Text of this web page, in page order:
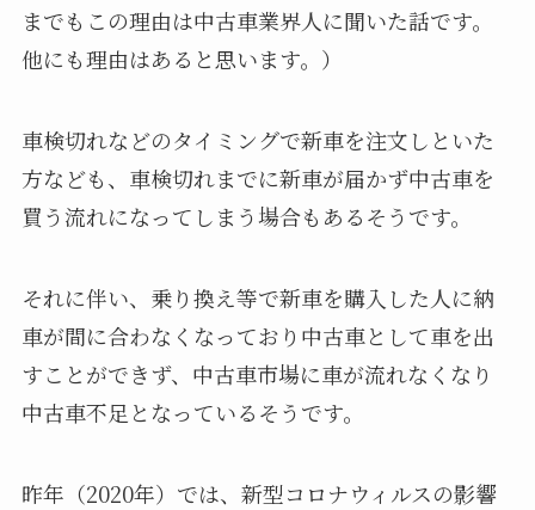
までもこの理由は中古車業界人に聞いた話です。
他にも理由はあると思います。）
車検切れなどのタイミングで新車を注文しといた
方なども、車検切れまでに新車が届かず中古車を
買う流れになってしまう場合もあるそうです。
それに伴い、乗り換え等で新車を購入した人に納
車が間に合わなくなっており中古車として車を出
すことができず、中古車市場に車が流れなくなり
中古車不足となっているそうです。
昨年（2020年）では、新型コロナウィルスの影響